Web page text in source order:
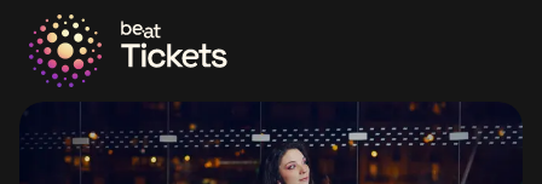
Allez à la page d'accueil